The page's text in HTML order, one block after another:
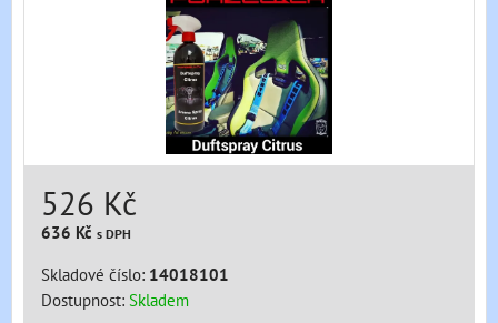
526 Kč
636 Kč s DPH
Skladové číslo: 14018101
Dostupnost: Skladem